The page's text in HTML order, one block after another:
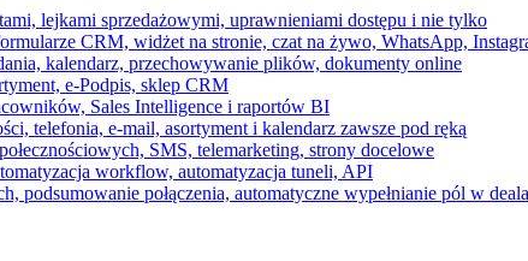
lejkami sprzedażowymi, uprawnieniami dostępu i nie tylko
CRM, widżet na stronie, czat na żywo, WhatsApp,
kalendarz, przechowywanie plików, dokumenty online
e-Podpis, sklep CRM
Sales Intelligence i raportów BI
telefonia, e-mail, asortyment i kalendarz zawsze pod ręką
SMS, telemarketing, strony docelowe
workflow, automatyzacja tuneli, API
podsumowanie połączenia, automatyczne wypełnianie pól w